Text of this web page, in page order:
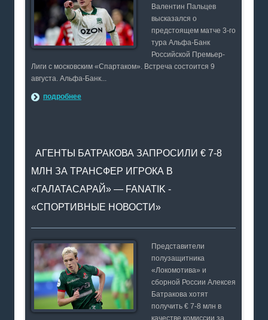
Валентин Пальцев
высказался о
предстоящем матче 3-го
тура Альфа-Банк
Российской Премьер-
Лиги с московским «Спартаком». Встреча состоится 9
августа. Альфа-Банк...
подробнее
АГЕНТЫ БАТРАКОВА ЗАПРОСИЛИ € 7-8
МЛН ЗА ТРАНСФЕР ИГРОКА В
«ГАЛАТАСАРАЙ» — FANATIK -
«СПОРТИВНЫЕ НОВОСТИ»
Представители
полузащитника
«Локомотива» и
сборной России Алексея
Батракова хотят
получить € 7-8 млн в
качестве комиссии за